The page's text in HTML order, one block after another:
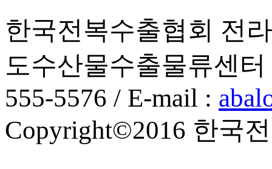
한국전복수출협회 전
도수산물수출물류센터
555-5576 / E-mail :
Copyright©2016 한국